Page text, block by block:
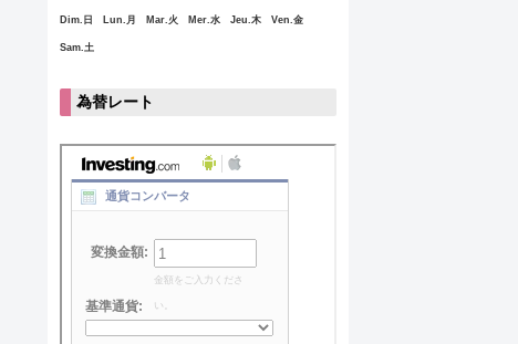
Dim.日 Lun.月 Mar.火 Mer.水 Jeu.木 Ven.金
Sam.土
為替レート